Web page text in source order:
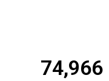
74,966